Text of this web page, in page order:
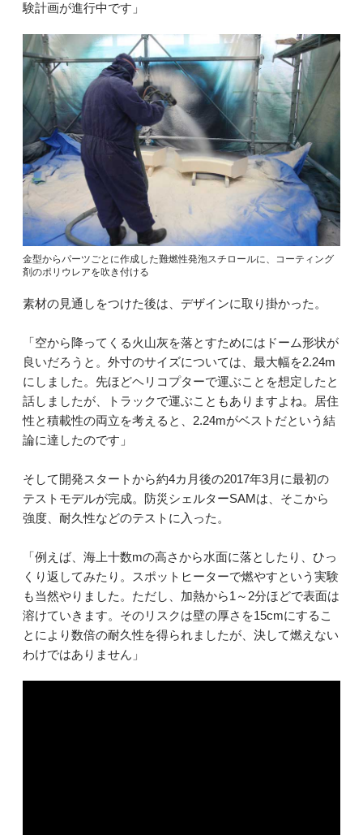
験計画が進行中です」
金型からパーツごとに作成した難燃性発泡スチロールに、コーティング
剤のポリウレアを吹き付ける
素材の見通しをつけた後は、デザインに取り掛かった。
「空から降ってくる火山灰を落とすためにはドーム形状が
良いだろうと。外寸のサイズについては、最大幅を2.24m
にしました。先ほどヘリコプターで運ぶことを想定したと
話しましたが、トラックで運ぶこともありますよね。居住
性と積載性の両立を考えると、2.24mがベストだという結
論に達したのです」
そして開発スタートから約4カ月後の2017年3月に最初の
テストモデルが完成。防災シェルターSAMは、そこから
強度、耐久性などのテストに入った。
「例えば、海上十数mの高さから水面に落としたり、ひっ
くり返してみたり。スポットヒーターで燃やすという実験
も当然やりました。ただし、加熱から1～2分ほどで表面は
溶けていきます。そのリスクは壁の厚さを15cmにするこ
とにより数倍の耐久性を得られましたが、決して燃えない
わけではありません」